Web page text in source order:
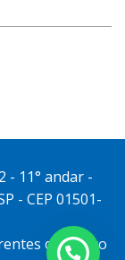
- 11° andar -
- CEP 01501-
do Banco